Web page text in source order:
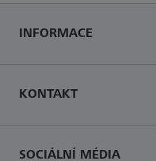
INFORMACE
KONTAKT
SOCIÁLNÍ MÉDIA